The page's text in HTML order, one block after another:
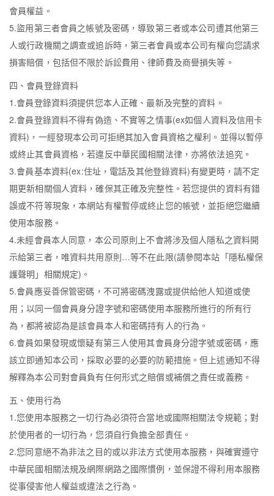
會員權益。
5.盜用第三者會員之帳號及密碼，導致第三者或本公司遭其他第三
人或行政機關之調查或追訴時，第三者會員或本公司有權向您請求
損害賠償，包括但不限於訴訟費用、律師費及商譽損失等。
四、會員登錄資料
1.會員登錄資料須提供您本人正確、最新及完整的資料。
2.會員登錄資料不得有偽造、不實等之情事(ex如個人資料及信用卡
資料)，一經發現本公司可拒絕其加入會員資格之權利。並得以暫停
或終止其會員資格，若違反中華民國相關法律，亦將依法追究。
3.會員基本資料(ex:住址，電話及其他登錄資料)有變更時，請不定
期更新相關個人資料，確保其正確及完整性。若您提供的資料有錯
誤或不符等現象，本網站有權暫停或終止您的帳號，並拒絕您繼續
使用本服務。
4.未經會員本人同意，本公司原則上不會將涉及個人隱私之資料開
示給第三者，唯資料共用原則…等不在此限(請參閱本站「隱私權保
護聲明」相關規定)。
5.會員應妥善保管密碼，不可將密碼洩露或提供給他人知道或使
用；以同一個會員身分證字號和密碼使用本服務所進行的所有行
為，都將被認為是該會員本人和密碼持有人的行為。
6.會員如果發現或懷疑有第三人使用其會員身分證字號或密碼，應
該立即通知本公司，採取必要的必要的防範措施。但上述通知不得
解釋為本公司對會員負有任何形式之賠償或補償之責任或義務。
五、使用行為
1.您使用本服務之一切行為必須符合當地或國際相關法令規範；對
於使用者的一切行為，您須自行負擔全部責任。
2.您同意絕不為非法之目的或以非法方式使用本服務，與確實遵守
中華民國相關法規及網際網路之國際慣例，並保證不得利用本服務
從事侵害他人權益或違法之行為。